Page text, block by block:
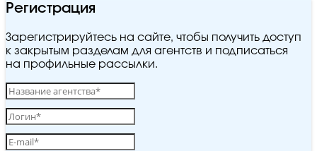
Регистрация
Зарегистрируйтесь на сайте, чтобы получить доступ
к закрытым разделам для агентств и подписаться
на профильные рассылки.